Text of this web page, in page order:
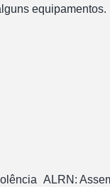
equipamentos.
ALRN: